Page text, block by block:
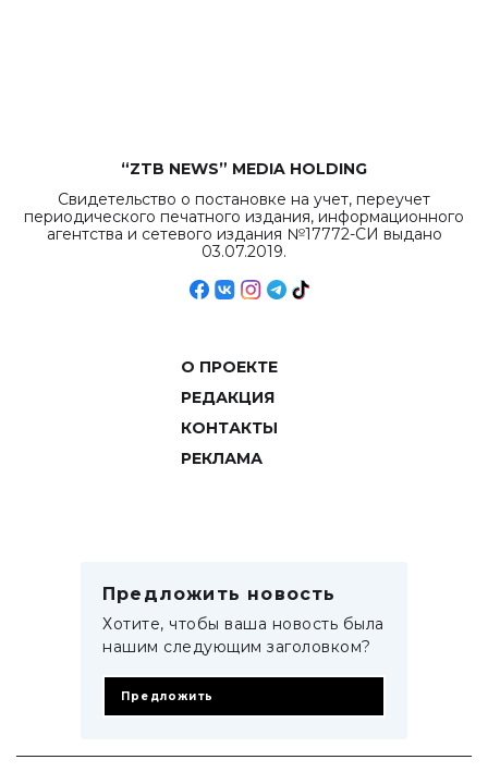
“ZTB NEWS” MEDIA HOLDING
Свидетельство о постановке на учет, переучет
периодического печатного издания, информационного
агентства и сетевого издания №17772-СИ выдано
03.07.2019.
О ПРОЕКТЕ
РЕДАКЦИЯ
КОНТАКТЫ
РЕКЛАМА
Предложить новость
Хотите, чтобы ваша новость была
нашим следующим заголовком?
Предложить